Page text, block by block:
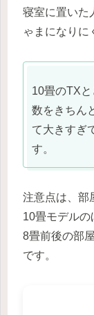
寝室に置いた
ゃまになりに
10畳のTX
数をきちん
て大きすぎ
す。
注意点は、部
10畳モデルの
8畳前後の部
です。